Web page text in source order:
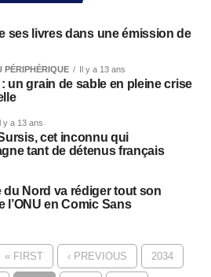
ses livres dans une émission de
PÉRIPHÉRIQUE Il y a 13 ans
: un grain de sable en pleine crise
y a 13 ans
cet inconnu qui
tant de détenus français
du Nord va rédiger tout son
l’ONU en Comic Sans
« FIRST ‹ PREVIOUS 2034